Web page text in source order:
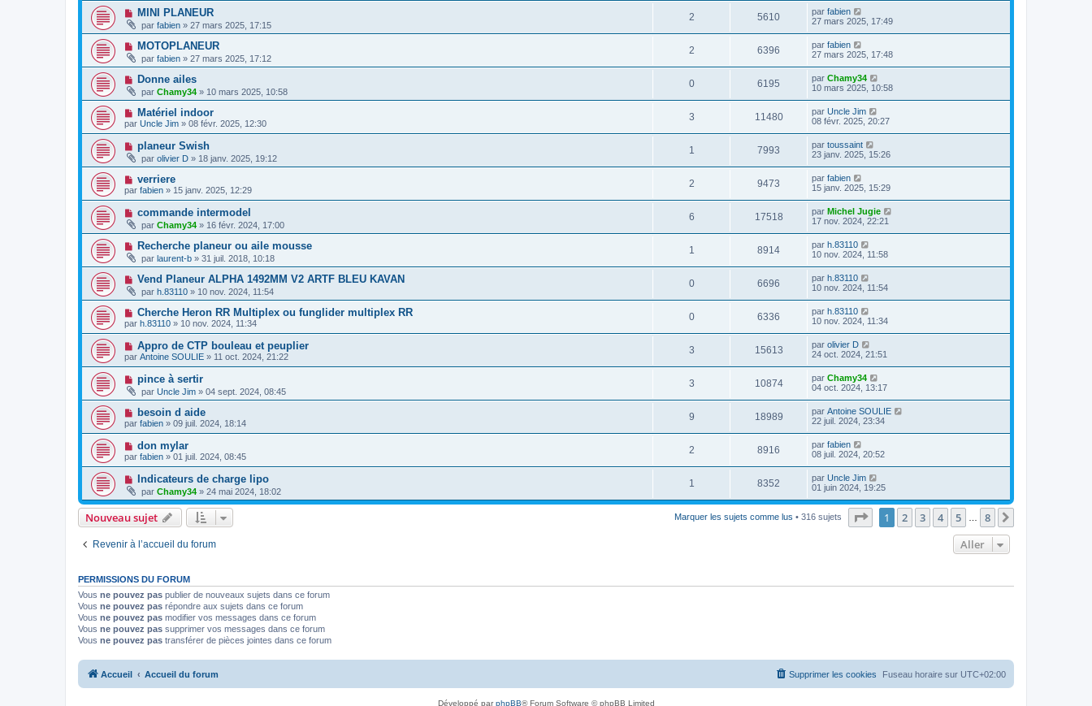
MINI PLANEUR
par fabien » 27 mars 2025, 17:15
2 5610 par fabien
27 mars 2025, 17:49
MOTOPLANEUR
par fabien » 27 mars 2025, 17:12
2 6396 par fabien
27 mars 2025, 17:48
Donne ailes
par Chamy34 » 10 mars 2025, 10:58
0 6195 par Chamy34
10 mars 2025, 10:58
Matériel indoor
par Uncle Jim » 08 févr. 2025, 12:30
3 11480 par Uncle Jim
08 févr. 2025, 20:27
planeur Swish
par olivier D » 18 janv. 2025, 19:12
1 7993 par toussaint
23 janv. 2025, 15:26
verriere
par fabien » 15 janv. 2025, 12:29
2 9473 par fabien
15 janv. 2025, 15:29
commande intermodel
par Chamy34 » 16 févr. 2024, 17:00
6 17518 par Michel Jugie
17 nov. 2024, 22:21
Recherche planeur ou aile mousse
par laurent-b » 31 juil. 2018, 10:18
1 8914 par h.83110
10 nov. 2024, 11:58
Vend Planeur ALPHA 1492MM V2 ARTF BLEU KAVAN
par h.83110 » 10 nov. 2024, 11:54
0 6696 par h.83110
10 nov. 2024, 11:54
Cherche Heron RR Multiplex ou funglider multiplex RR
par h.83110 » 10 nov. 2024, 11:34
0 6336 par h.83110
10 nov. 2024, 11:34
Appro de CTP bouleau et peuplier
par Antoine SOULIE » 11 oct. 2024, 21:22
3 15613 par olivier D
24 oct. 2024, 21:51
pince à sertir
par Uncle Jim » 04 sept. 2024, 08:45
3 10874 par Chamy34
04 oct. 2024, 13:17
besoin d aide
par fabien » 09 juil. 2024, 18:14
9 18989 par Antoine SOULIE
22 juil. 2024, 23:34
don mylar
par fabien » 01 juil. 2024, 08:45
2 8916 par fabien
08 juil. 2024, 20:52
Indicateurs de charge lipo
par Chamy34 » 24 mai 2024, 18:02
1 8352 par Uncle Jim
01 juin 2024, 19:25
Nouveau sujet Marquer les sujets comme lus • 316 sujets Page sur8
1 2 3 4 5 8
Revenir à l’accueil du forum Aller
PERMISSIONS DU FORUM
Vous ne pouvez pas publier de nouveaux sujets dans ce forum
Vous ne pouvez pas répondre aux sujets dans ce forum
Vous ne pouvez pas modifier vos messages dans ce forum
Vous ne pouvez pas supprimer vos messages dans ce forum
Vous ne pouvez pas transférer de pièces jointes dans ce forum
Accueil Accueil du forum Fuseau horaire sur UTC+02:00
Supprimer les cookies
Développé parphpBB® Forum Software © phpBB Limited